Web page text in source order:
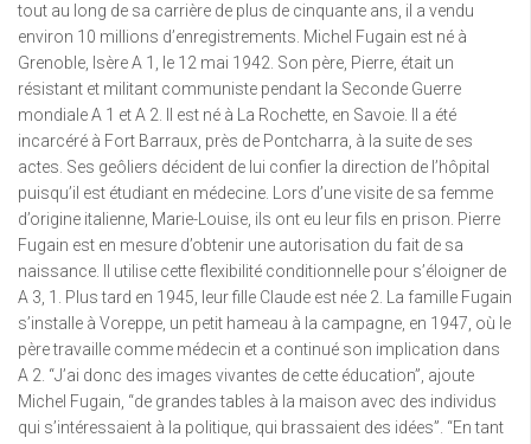
tout au long de sa carrière de plus de cinquante ans, il a vendu
environ 10 millions d’enregistrements. Michel Fugain est né à
Grenoble, Isère A 1, le 12 mai 1942. Son père, Pierre, était un
résistant et militant communiste pendant la Seconde Guerre
mondiale A 1 et A 2. Il est né à La Rochette, en Savoie. Il a été
incarcéré à Fort Barraux, près de Pontcharra, à la suite de ses
actes. Ses geôliers décident de lui confier la direction de l’hôpital
puisqu’il est étudiant en médecine. Lors d’une visite de sa femme
d’origine italienne, Marie-Louise, ils ont eu leur fils en prison. Pierre
Fugain est en mesure d’obtenir une autorisation du fait de sa
naissance. Il utilise cette flexibilité conditionnelle pour s’éloigner de
A 3, 1. Plus tard en 1945, leur fille Claude est née 2. La famille Fugain
s’installe à Voreppe, un petit hameau à la campagne, en 1947, où le
père travaille comme médecin et a continué son implication dans
A 2. “J’ai donc des images vivantes de cette éducation”, ajoute
Michel Fugain, “de grandes tables à la maison avec des individus
qui s’intéressaient à la politique, qui brassaient des idées”. “En tant